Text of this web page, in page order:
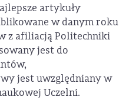
artykuły
w danym roku
z afiliacją Politechniki
jest do
jest uwzględniany w
Uczelni.